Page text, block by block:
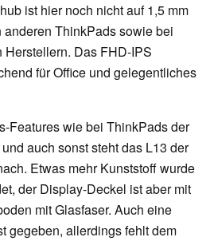
ist hier noch nicht auf 1,5 mm
ThinkPads sowie bei
Das FHD-IPS
für Office und gelegentliches
Features wie bei ThinkPads der
auch sonst steht das L13 der
Etwas mehr Kunststoff wurde
der Display-Deckel ist aber mit
mit Glasfaser. Auch eine
gegeben, allerdings fehlt dem